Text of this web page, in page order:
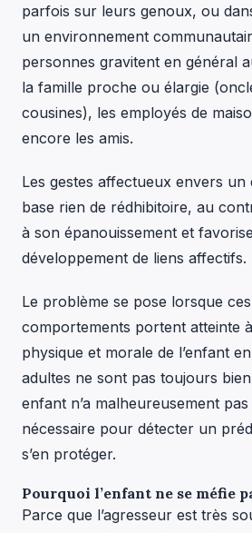
parfois sur leurs genoux, ou
un environnement
personnes gravitent en général
la famille proche ou élargie
cousines), les employés de
encore les amis.
Les gestes affectueux envers un
base rien de rédhibitoire, au
à son épanouissement et
développement de liens affectifs.
Le problème se pose lorsque
comportements portent atteinte à
physique et morale de l’enfant
adultes ne sont pas toujours
enfant n’a malheureusement
nécessaire pour détecter un
s’en protéger.
Pourquoi l’enfant ne se méfie
Parce que l’agresseur est très